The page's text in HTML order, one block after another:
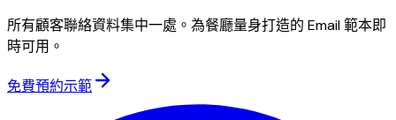
所有顧客聯絡資料集中一處。為餐廳量身打造的 Email 範本即
時可用。
免費預約示範